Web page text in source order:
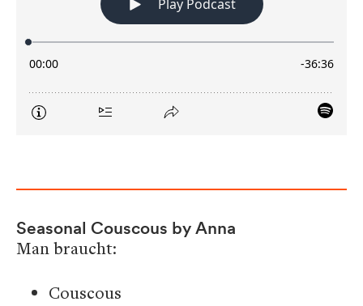
Seasonal Couscous by Anna
Man braucht:
Couscous